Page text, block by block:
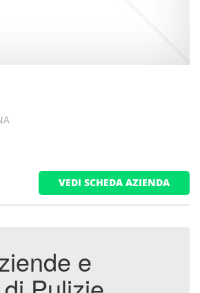
VEDI SCHEDA AZIENDA
e